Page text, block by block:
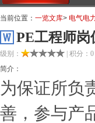
当前位置： 一览文库> 电气电
PE工程师岗
级别：
| 积分：
简介：
为保证所负
善，参与产